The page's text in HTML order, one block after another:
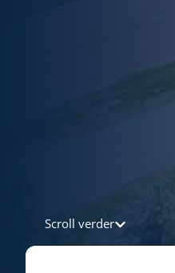
Scroll verder